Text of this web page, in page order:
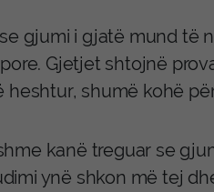
gjumi i gjatë mund të
Gjetjet shtojnë
heshtur, shumë kohë
kanë treguar se
ynë shkon më tej